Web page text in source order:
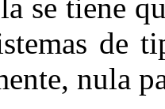
se tiene
de
nula